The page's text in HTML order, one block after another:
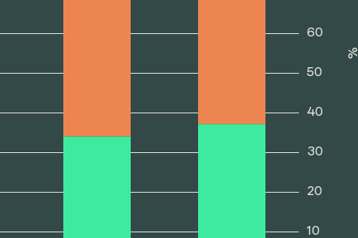
%
10
20
30
40
50
60